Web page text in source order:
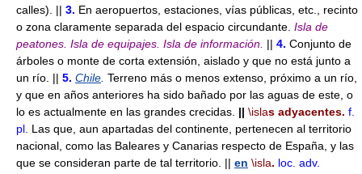
calles). || 3. En aeropuertos, estaciones, vías públicas, etc., recinto
o zona claramente separada del espacio circundante. Isla de
peatones. Isla de equipajes. Isla de información. || 4. Conjunto de
árboles o monte de corta extensión, aislado y que no está junto a
un río. || 5. Chile Terreno más o menos extenso, próximo a un río,
y que en años anteriores ha sido bañado por las aguas de este, o
lo es actualmente en las grandes crecidas. || \islas adyacentes. f.
pl. Las que, aun apartadas del continente, pertenecen al territorio
nacional, como las Baleares y Canarias respecto de España, y las
que se consideran parte de tal territorio. || en \isla. loc. adv.